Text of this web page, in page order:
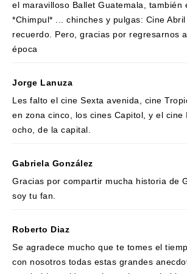
el maravilloso Ballet Guatemala, también
*Chimpul* ... chinches y pulgas: Cine
recuerdo. Pero, gracias por regresarnos
época
Jorge Lanuza
Les falto el cine Sexta avenida, cine
en zona cinco, los cines Capitol, y el cine
ocho, de la capital.
Gabriela González
Gracias por compartir mucha historia de
soy tu fan.
Roberto Diaz
Se agradece mucho que te tomes el
con nosotros todas estas grandes